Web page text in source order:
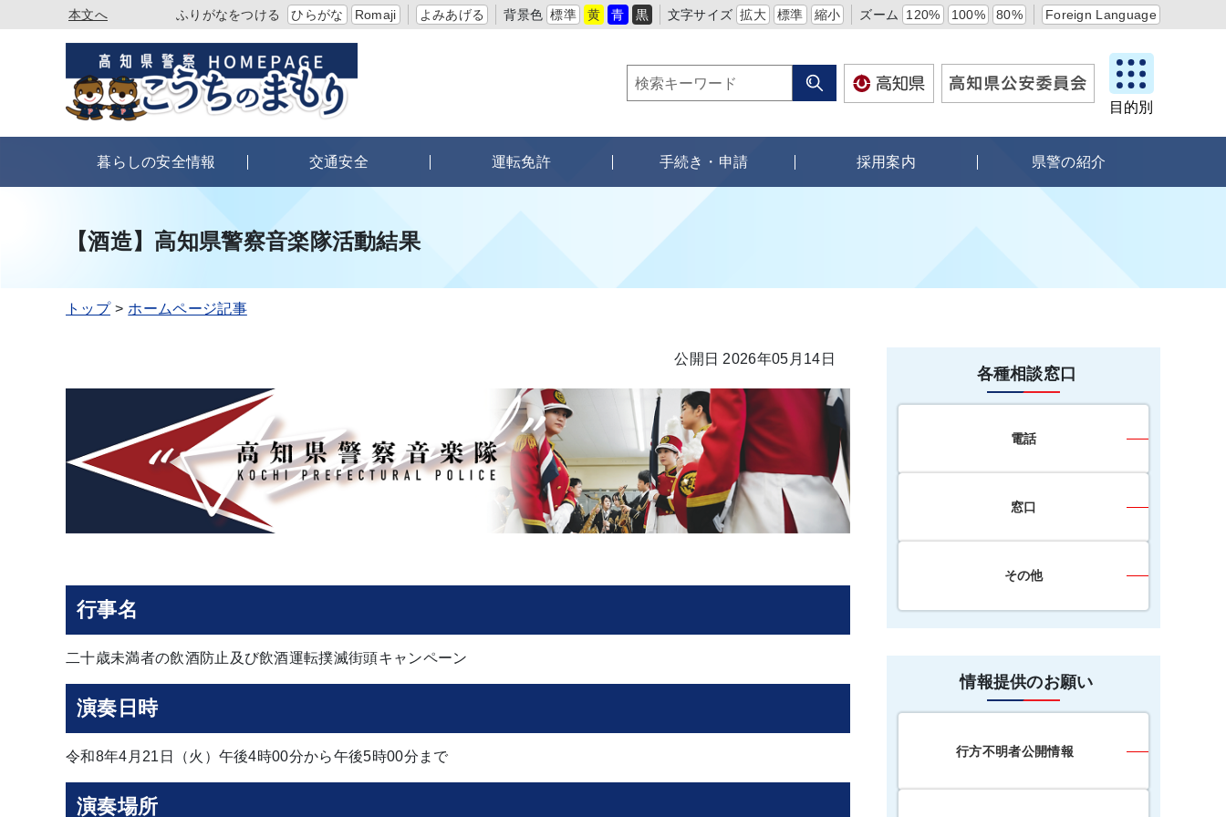
本文へ ふりがなをつける ひらがな Romaji よみあげる 背景色 標準 黄 青 黒 文字サイズ 拡大 標準 縮小 ズーム 120% 100% 80% Foreign Language
目的別
暮らしの安全情報 交通安全 運転免許 手続き・申請 採用案内 県警の紹介
【酒造】高知県警察音楽隊活動結果
トップ ホームページ記事
公開日 2026年05月14日
行事名
二十歳未満者の飲酒防止及び飲酒運転撲滅街頭キャンペーン
演奏日時
令和8年4月21日（火）午後4時00分から午後5時00分まで
演奏場所
各種相談窓口
電話
窓口
その他
情報提供のお願い
行方不明者公開情報